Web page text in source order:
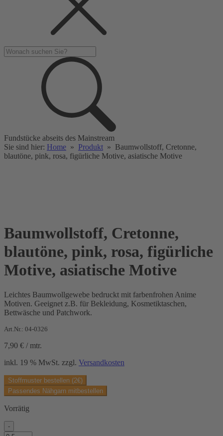
Fundstücke abseits des Mainstream
Sie sind hier: Home » Produkt » Baumwollstoff, Cretonne,
blautöne, pink, rosa, figürliche Motive, asiatische Motive
Baumwollstoff, Cretonne,
blautöne, pink, rosa, figürliche
Motive, asiatische Motive
Leichtes Baumwollgewebe bedruckt mit farbenfrohen Anime
Motiven. Geeignet z.B. für Bekleidung, Kosmetiktaschen,
Bettwäsche und Patchwork.
Art.Nr.: 04-0326
7,90 € / mtr.
inkl. 19 % MwSt. zzgl. Versandkosten
Stoffmuster bestellen (2€)
Passendes Nähgarn mitbestellen
Vorrätig
-